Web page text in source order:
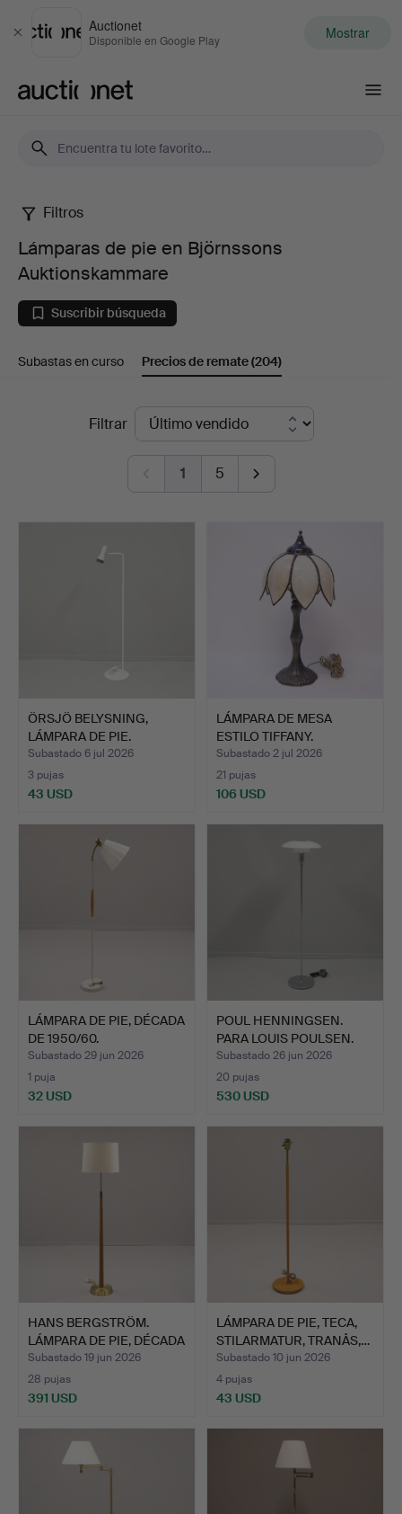
Cerrar
Auctionet
Disponible en Google Play Mostrar
Lámparas
de
pie
en
Auktionskammare
Filtros
Lámparas de pie en Björnssons
Auktionskammare
Suscribir búsqueda
Subastas en curso Precios de remate(204)
Filtrar
1 5
ÖRSJÖ BELYSNING,
LÁMPARA DE PIE.
Subastado 6 jul 2026
3 pujas
43 USD
LÁMPARA DE MESA
ESTILO TIFFANY.
Subastado 2 jul 2026
21 pujas
106 USD
LÁMPARA DE PIE, DÉCADA
DE 1950/60.
Subastado 29 jun 2026
1 puja
32 USD
POUL HENNINGSEN.
PARA LOUIS POULSEN.
LÁMPA…
Subastado 26 jun 2026
20 pujas
530 USD
HANS BERGSTRÖM.
LÁMPARA DE PIE, DÉCADA
DE …
Subastado 19 jun 2026
28 pujas
391 USD
LÁMPARA DE PIE, TECA,
STILARMATUR, TRANÅS,…
Subastado 10 jun 2026
4 pujas
43 USD